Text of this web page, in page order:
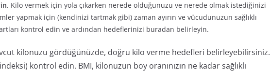
Kilo vermek için yola çıkarken nerede olduğunuzu ve nerede olmak istediğinizi
yapmak için (kendinizi tartmak gibi) zaman ayırın ve vücudunuzun sağlıklı
kontrol edin ve ardından hedeflerinizi buradan belirleyin.
kilonuzu gördüğünüzde, doğru kilo verme hedefleri belirleyebilirsiniz.
kontrol edin. BMI, kilonuzun boy oranınızın ne kadar sağlıklı